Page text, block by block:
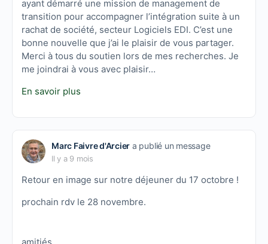
ayant démarré une mission de management de
transition pour accompagner l’intégration suite à un
rachat de société, secteur Logiciels EDI. C’est une
bonne nouvelle que j’ai le plaisir de vous partager.
Merci à tous du soutien lors de mes recherches. Je
me joindrai à vous avec plaisir…
En savoir plus
Marc Faivre d'Arcier a publié un message
Il y a 9 mois
Retour en image sur notre déjeuner du 17 octobre !
prochain rdv le 28 novembre.
amitiés